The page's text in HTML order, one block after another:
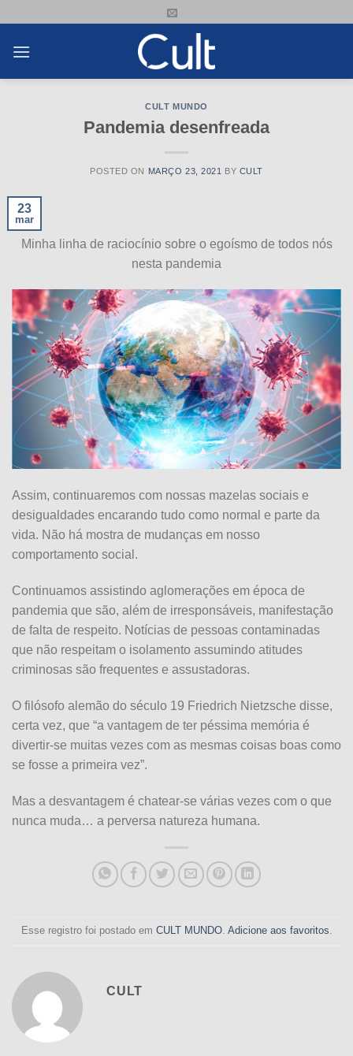
content
CULT MUNDO
Pandemia desenfreada
POSTED ON MARÇO 23, 2021 BY CULT
23
mar
Minha linha de raciocínio sobre o egoísmo de todos nós
nesta pandemia
Assim, continuaremos com nossas mazelas sociais e
desigualdades encarando tudo como normal e parte da
vida. Não há mostra de mudanças em nosso
comportamento social.
Continuamos assistindo aglomerações em época de
pandemia que são, além de irresponsáveis, manifestação
de falta de respeito. Notícias de pessoas contaminadas
que não respeitam o isolamento assumindo atitudes
criminosas são frequentes e assustadoras.
O filósofo alemão do século 19 Friedrich Nietzsche disse,
certa vez, que “a vantagem de ter péssima memória é
divertir-se muitas vezes com as mesmas coisas boas como
se fosse a primeira vez”.
Mas a desvantagem é chatear-se várias vezes com o que
nunca muda… a perversa natureza humana.
Esse registro foi postado em CULT MUNDO. Adicione aos favoritos
CULT